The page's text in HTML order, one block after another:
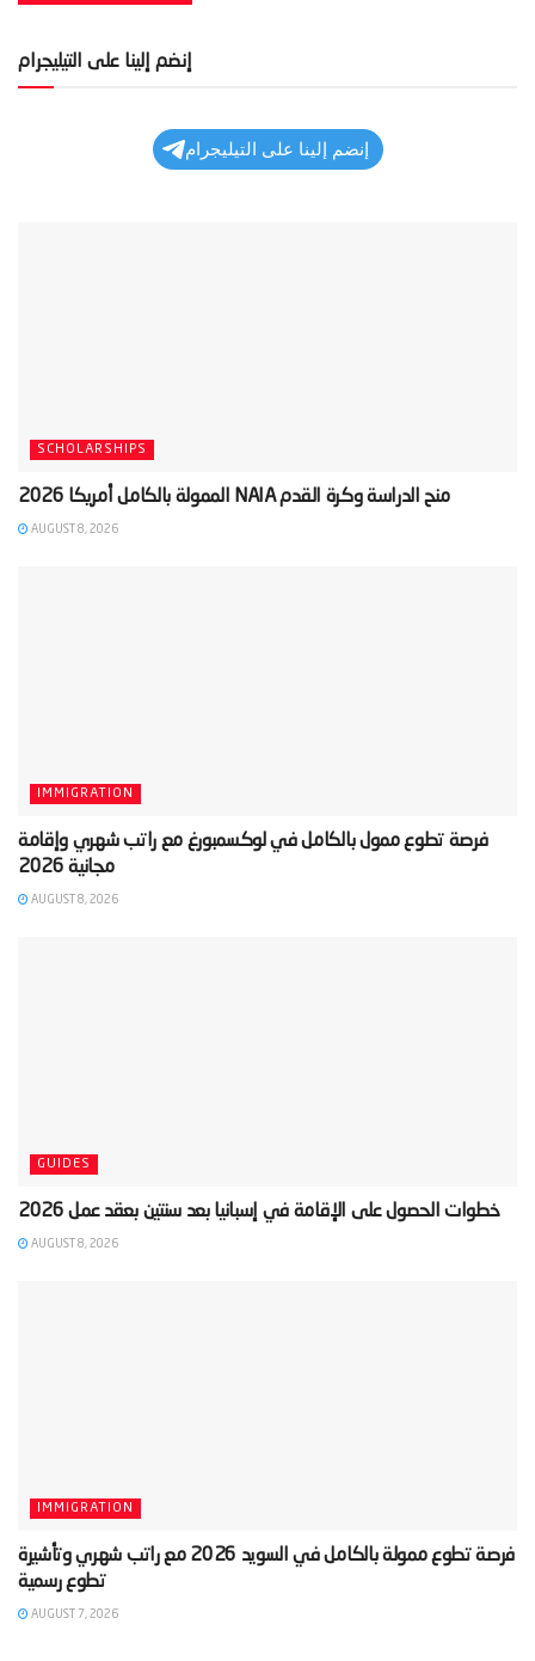
إنضم إلينا على التيليجرام
إنضم إلينا على التيليجرام
SCHOLARSHIPS
‫منح الدراسة وكرة القدم NAIA الممولة بالكامل أمريكا 2026‬
AUGUST 8, 2026
IMMIGRATION
‫فرصة تطوع ممول بالكامل في لوكسمبورغ مع راتب شهري وإقامة
مجانية 2026‬
AUGUST 8, 2026
GUIDES
‫خطوات الحصول على الإقامة في إسبانيا بعد سنتين بعقد عمل 2026‬
AUGUST 8, 2026
IMMIGRATION
‫فرصة تطوع ممولة بالكامل في السويد 2026 مع راتب شهري وتأشيرة
تطوع رسمية‬
AUGUST 7, 2026